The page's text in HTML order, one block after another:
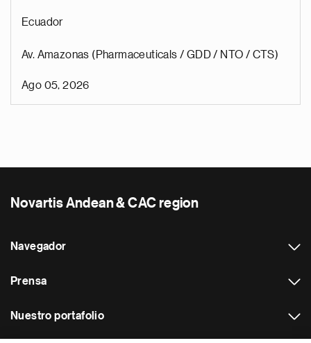
Ecuador
Av. Amazonas (Pharmaceuticals / GDD / NTO / CTS)
Ago 05, 2026
Novartis Andean & CAC region
Navegador
Prensa
Nuestro portafolio